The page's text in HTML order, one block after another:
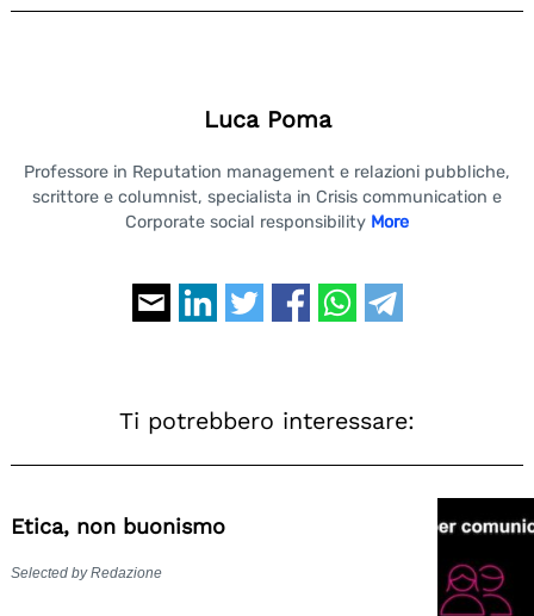
Luca Poma
Professore in Reputation management e relazioni pubbliche,
scrittore e columnist, specialista in Crisis communication e
Corporate social responsibility More
Ti potrebbero interessare:
Etica, non buonismo
Selected by Redazione